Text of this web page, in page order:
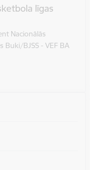
līgas
Nacionālās
Buki/BJSS - VEF BA